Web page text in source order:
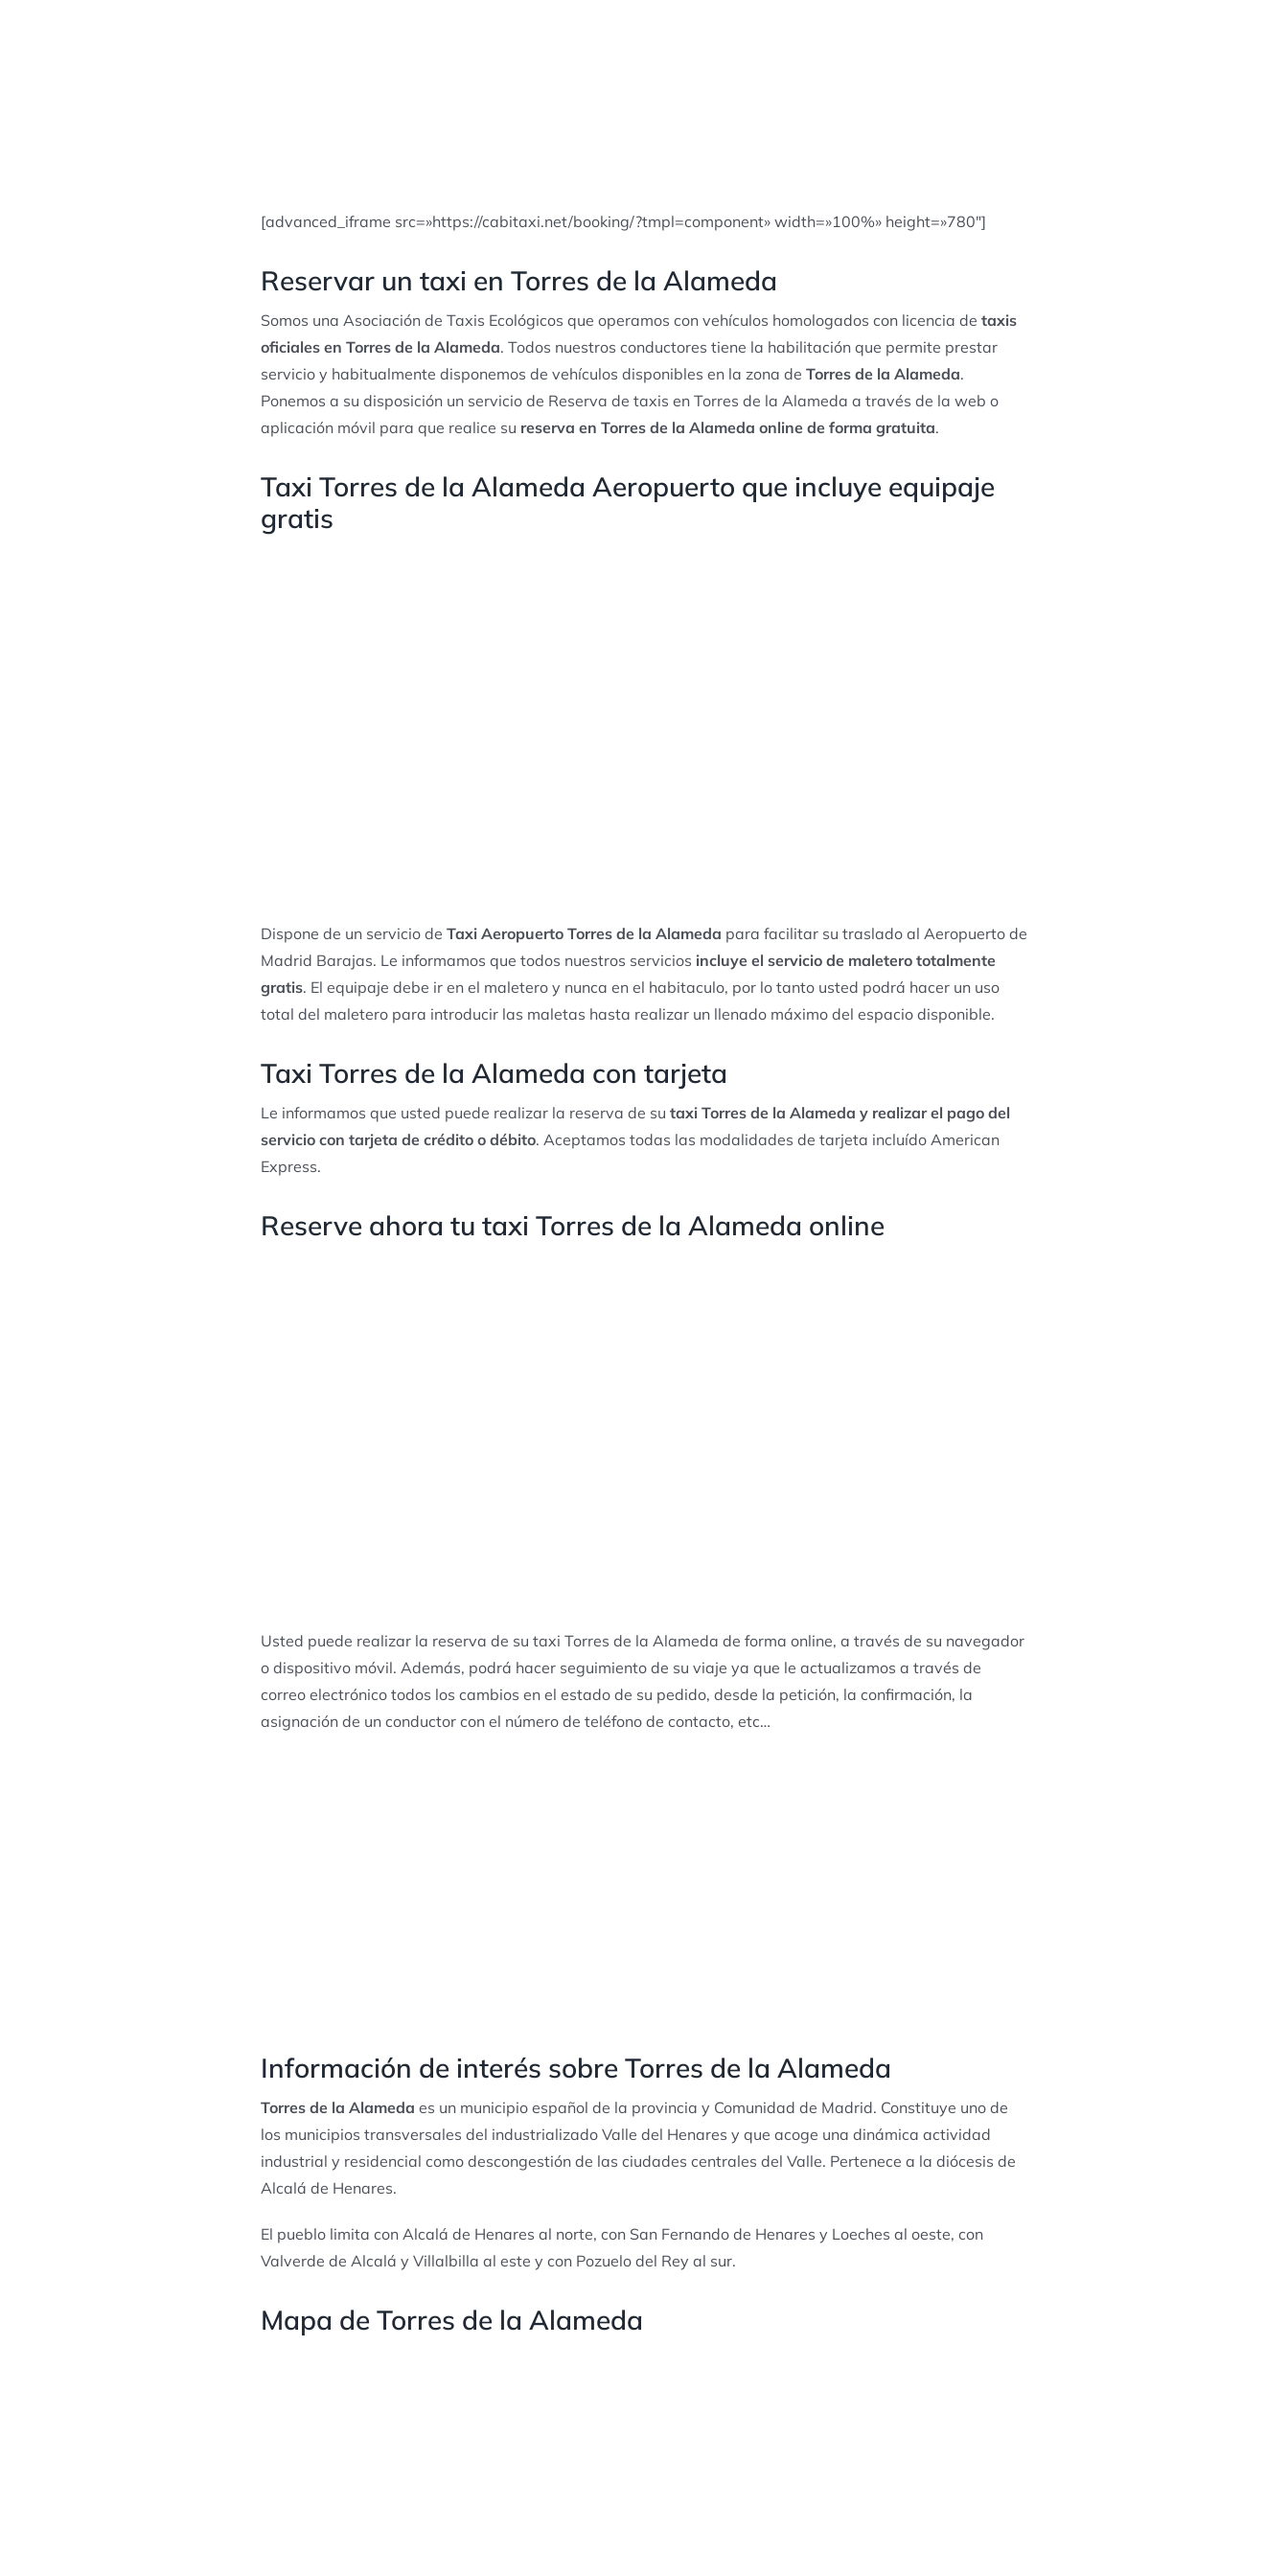
[advanced_iframe src=»https://cabitaxi.net/booking/?tmpl=component» width=»100%» height=»780″]
Reservar un taxi en Torres de la Alameda
Somos una Asociación de Taxis Ecológicos que operamos con vehículos homologados con licencia de taxis
oficiales en Torres de la Alameda. Todos nuestros conductores tiene la habilitación que permite prestar
servicio y habitualmente disponemos de vehículos disponibles en la zona de Torres de la Alameda.
Ponemos a su disposición un servicio de Reserva de taxis en Torres de la Alameda a través de la web o
aplicación móvil para que realice su reserva en Torres de la Alameda online de forma gratuita.
Taxi Torres de la Alameda Aeropuerto que incluye equipaje
gratis
Dispone de un servicio de Taxi Aeropuerto Torres de la Alameda para facilitar su traslado al Aeropuerto de
Madrid Barajas. Le informamos que todos nuestros servicios incluye el servicio de maletero totalmente
gratis. El equipaje debe ir en el maletero y nunca en el habitaculo, por lo tanto usted podrá hacer un uso
total del maletero para introducir las maletas hasta realizar un llenado máximo del espacio disponible.
Taxi Torres de la Alameda con tarjeta
Le informamos que usted puede realizar la reserva de su taxi Torres de la Alameda y realizar el pago del
servicio con tarjeta de crédito o débito. Aceptamos todas las modalidades de tarjeta incluído American
Express.
Reserve ahora tu taxi Torres de la Alameda online
Usted puede realizar la reserva de su taxi Torres de la Alameda de forma online, a través de su navegador
o dispositivo móvil. Además, podrá hacer seguimiento de su viaje ya que le actualizamos a través de
correo electrónico todos los cambios en el estado de su pedido, desde la petición, la confirmación, la
asignación de un conductor con el número de teléfono de contacto, etc…
Información de interés sobre Torres de la Alameda
Torres de la Alameda es un municipio español de la provincia y Comunidad de Madrid. Constituye uno de
los municipios transversales del industrializado Valle del Henares y que acoge una dinámica actividad
industrial y residencial como descongestión de las ciudades centrales del Valle. Pertenece a la diócesis de
Alcalá de Henares.
El pueblo limita con Alcalá de Henares al norte, con San Fernando de Henares y Loeches al oeste, con
Valverde de Alcalá y Villalbilla al este y con Pozuelo del Rey al sur.
Mapa de Torres de la Alameda